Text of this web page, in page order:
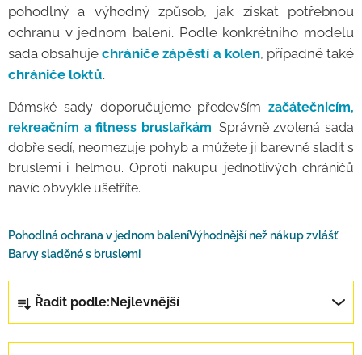
pohodlný a výhodný způsob, jak získat potřebnou
ochranu v jednom balení. Podle konkrétního modelu
sada obsahujechrániče zápěstí a kolen, případně také
chrániče loktů.
Dámské sady doporučujeme především začátečnicím,
rekreačním a fitness bruslařkám. Správně zvolená sada
dobře sedí, neomezuje pohyb a můžete ji barevně sladit s
bruslemi i helmou. Oproti nákupu jednotlivých chráničů
navíc obvykle ušetříte.
Pohodlná ochrana v jednom baleníVýhodnější než nákup zvlášť
Barvy sladěné s bruslemi
Řazení produktů
Řadit podle: Nejlevnější